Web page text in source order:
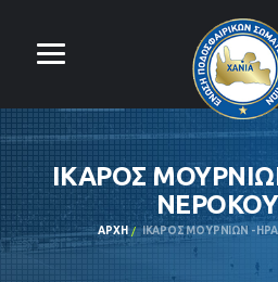
ΙΚΑΡΟΣ
ΑΡΧΉ ΙΚΑΡΟΣ ΜΟΥΡΝΙΩΝ -